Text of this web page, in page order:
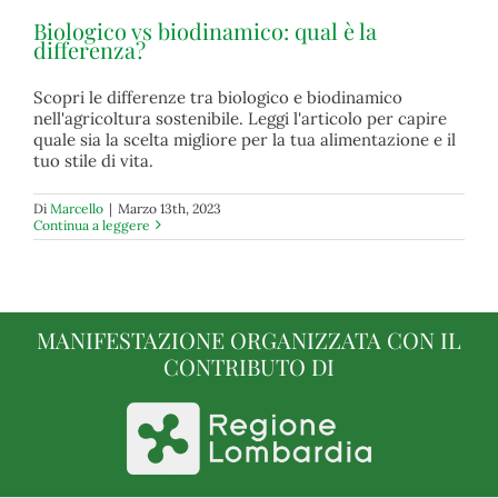
Biologico vs biodinamico: qual è la differenza?
biologico
Biologico vs biodinamico: qual è la
differenza?
Scopri le differenze tra biologico e biodinamico
nell'agricoltura sostenibile. Leggi l'articolo per capire
quale sia la scelta migliore per la tua alimentazione e il
tuo stile di vita.
Di Marcello | Marzo 13th, 2023
Continua a leggere
MANIFESTAZIONE ORGANIZZATA CON IL
CONTRIBUTO DI